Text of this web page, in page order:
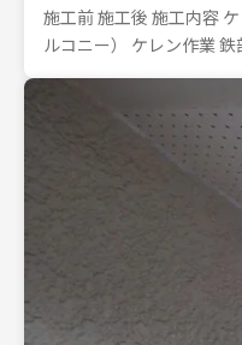
施工前 施工後 施工内容
ルコニー） ケレン作業 鉄